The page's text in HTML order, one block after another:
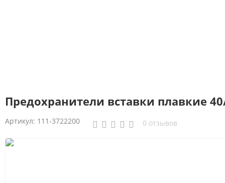
Предохранители вставки плавкие
Артикул: 111-3722200 0 отзывов